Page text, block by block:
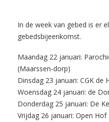
In de week van gebed is er
gebedsbijeenkomst.
Maandag 22 januari:
(Maarssen-dorp)
Dinsdag 23 januari: CGK
Woensdag 24 januari: de
Donderdag 25 januari: De
Vrijdag 26 januari: Open